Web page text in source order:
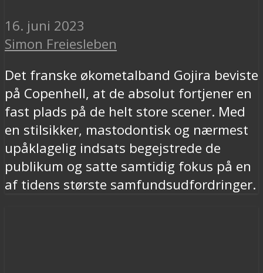
16. juni 2023
Simon Freiesleben
Det franske økometalband Gojira beviste
på Copenhell, at de absolut fortjener en
fast plads på de helt store scener. Med
en stilsikker, mastodontisk og nærmest
upåklagelig indsats begejstrede de
publikum og satte samtidig fokus på en
af tidens største samfundsudfordringer.